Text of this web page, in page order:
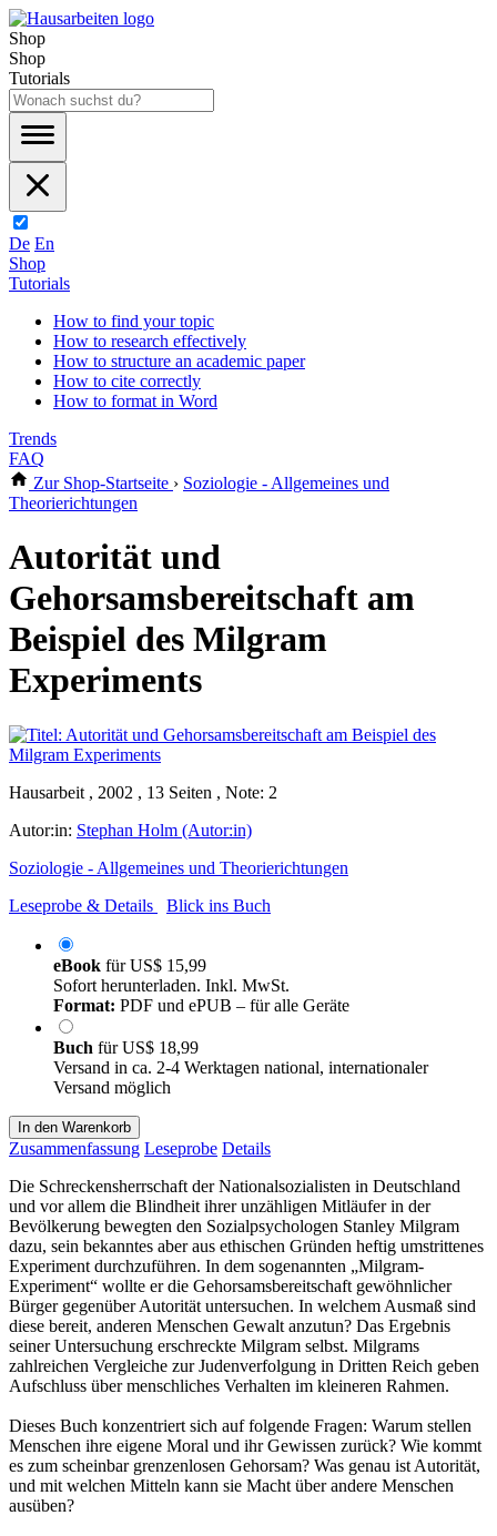
Shop
Shop
Tutorials
De En
Shop
Tutorials
How to find your topic
How to research effectively
How to structure an academic paper
How to cite correctly
How to format in Word
Trends
FAQ
Zur Shop-Startseite › Soziologie - Allgemeines und
Theorierichtungen
Autorität und
Gehorsamsbereitschaft am
Beispiel des Milgram
Experiments
Hausarbeit , 2002 , 13 Seiten , Note: 2
Autor:in: Stephan Holm (Autor:in)
Soziologie - Allgemeines und Theorierichtungen
Leseprobe & Details
Blick ins Buch
eBook fürUS$ 15,99
Sofort herunterladen. Inkl. MwSt.
Format: PDF und ePUB – für alle Geräte
Buch fürUS$ 18,99
Versand in ca. 2-4 Werktagen national, internationaler
Versand möglich
In den Warenkorb
Zusammenfassung Leseprobe Details
Die Schreckensherrschaft der Nationalsozialisten in Deutschland
und vor allem die Blindheit ihrer unzähligen Mitläufer in der
Bevölkerung bewegten den Sozialpsychologen Stanley Milgram
dazu, sein bekanntes aber aus ethischen Gründen heftig umstrittenes
Experiment durchzuführen. In dem sogenannten „Milgram-
Experiment“ wollte er die Gehorsamsbereitschaft gewöhnlicher
Bürger gegenüber Autorität untersuchen. In welchem Ausmaß sind
diese bereit, anderen Menschen Gewalt anzutun? Das Ergebnis
seiner Untersuchung erschreckte Milgram selbst. Milgrams
zahlreichen Vergleiche zur Judenverfolgung in Dritten Reich geben
Aufschluss über menschliches Verhalten im kleineren Rahmen.
Dieses Buch konzentriert sich auf folgende Fragen: Warum stellen
Menschen ihre eigene Moral und ihr Gewissen zurück? Wie kommt
es zum scheinbar grenzenlosen Gehorsam? Was genau ist Autorität,
und mit welchen Mitteln kann sie Macht über andere Menschen
ausüben?